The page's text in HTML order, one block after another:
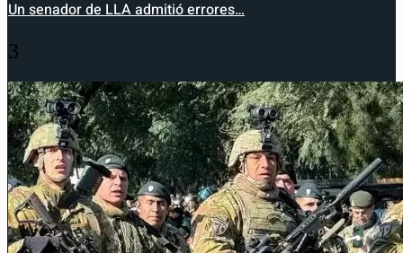
Un senador de LLA admitió errores…
3